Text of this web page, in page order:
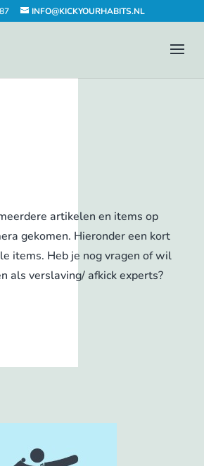
INFO@KICKYOURHABITS.NL
artikelen en items op
gekomen. Hieronder een kort
items. Heb je nog vragen of wil
als verslaving/ afkick experts?